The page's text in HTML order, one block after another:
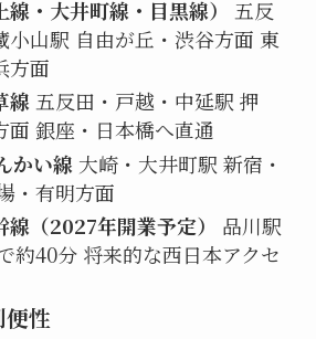
・大井町線・目黒線）
五反
小山駅 自由が丘・渋谷方面 東
方面
線 五反田・戸越・中延駅 押
面 銀座・日本橋へ直通
かい線 大崎・大井町駅 新宿・
・有明方面
線（2027年開業予定）
品川駅
約40分 将来的な西日本アクセ
性